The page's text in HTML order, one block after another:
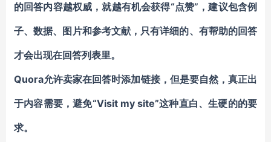
的回答内容越权威，就越有机会获得“点赞”，建议包含例
子、数据、图片和参考文献，只有详细的、有帮助的回答
才会出现在回答列表里。
Quora允许卖家在回答时添加链接，但是要自然，真正出
于内容需要，避免“Visit my site”这种直白、生硬的的要
求。